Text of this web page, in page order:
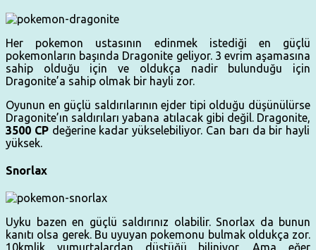
Her pokemon ustasının edinmek istediği en güçlü
pokemonların başında Dragonite geliyor. 3 evrim aşamasına
sahip olduğu için ve oldukça nadir bulunduğu için
Dragonite’a sahip olmak bir hayli zor.
Oyunun en güçlü saldırılarının ejder tipi olduğu düşünülürse
Dragonite’ın saldırıları yabana atılacak gibi değil. Dragonite,
3500 CPdeğerine kadar yükselebiliyor. Can barı da bir hayli
yüksek.
Snorlax
Uyku bazen en güçlü saldırınız olabilir. Snorlax da bunun
kanıtı olsa gerek. Bu uyuyan pokemonu bulmak oldukça zor.